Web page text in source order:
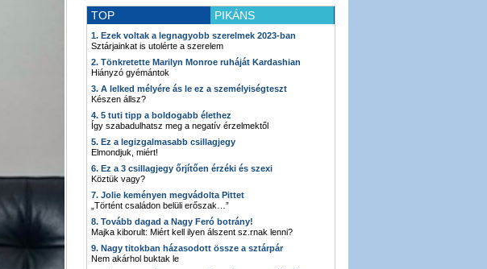
TOP PIKÁNS
1. Ezek voltak a legnagyobb szerelmek 2023-ban
Sztárjainkat is utolérte a szerelem
2. Tönkretette Marilyn Monroe ruháját Kardashian
Hiányzó gyémántok
3. A lelked mélyére ás le ez a személyiségteszt
Készen állsz?
4. 5 tuti tipp a boldogabb élethez
Így szabadulhatsz meg a negatív érzelmektől
5. Ez a legizgalmasabb csillagjegy
Elmondjuk, miért!
6. Ez a 3 csillagjegy őrjítően érzéki és szexi
Köztük vagy?
7. Jolie keményen megvádolta Pittet
„Történt családon belüli erőszak…”
8. Tovább dagad a Nagy Feró botrány!
Majka kiborult: Miért kell ilyen álszent sz.rnak lenni?
9. Nagy titokban házasodott össze a sztárpár
Nem akárhol buktak le